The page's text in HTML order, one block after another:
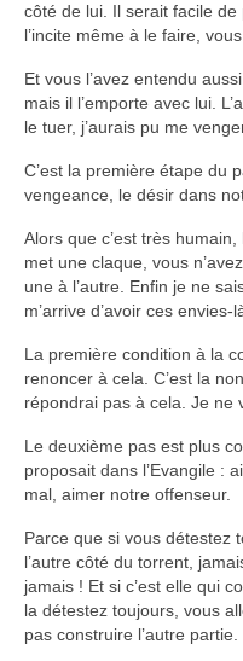
côté de lui. Il serait facile
l’incite même à le faire, vous
Et vous l’avez entendu
mais il l’emporte avec lui.
le tuer, j’aurais pu me
C’est la première étape du
vengeance, le désir dans
Alors que c’est très
met une claque, vous
une à l’autre. Enfin je ne
m’arrive d’avoir ces envies-
La première condition à la
renoncer à cela. C’est la
répondrai pas à cela. Je ne
Le deuxième pas est plus
proposait dans l’Evangile :
mal, aimer notre offenseur.
Parce que si vous détestez
l’autre côté du torrent,
jamais ! Et si c’est elle qui
la détestez toujours, vous
pas construire l’autre partie.